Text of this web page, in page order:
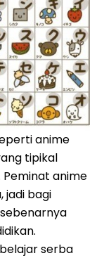
anime
tipikal
anime
jadi bagi
serba